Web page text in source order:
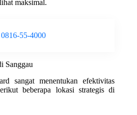
maksimal.
55-4000
Sanggau
sangat menentukan efektivitas
beberapa lokasi strategis di